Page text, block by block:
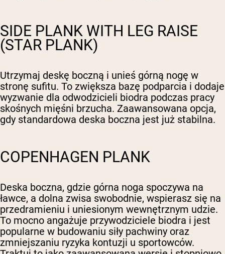
SIDE PLANK WITH LEG RAISE
(STAR PLANK)
Utrzymaj deskę boczną i unieś górną nogę w
stronę sufitu. To zwiększa bazę podparcia i dodaje
wyzwanie dla odwodzicieli biodra podczas pracy
skośnych mięśni brzucha. Zaawansowana opcja,
gdy standardowa deska boczna jest już stabilna.
COPENHAGEN PLANK
Deska boczna, gdzie górna noga spoczywa na
ławce, a dolna zwisa swobodnie, wspierasz się na
przedramieniu i uniesionym wewnętrznym udzie.
To mocno angażuje przywodziciele biodra i jest
popularne w budowaniu siły pachwiny oraz
zmniejszaniu ryzyka kontuzji u sportowców.